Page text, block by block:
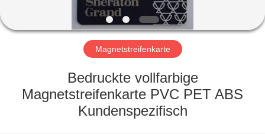
FABRIK-
QUALITÄTSKONTROLLE
Magnetstreifenkarte
Bedruckte vollfarbige
Magnetstreifenkarte PVC PET ABS
Kundenspezifisch